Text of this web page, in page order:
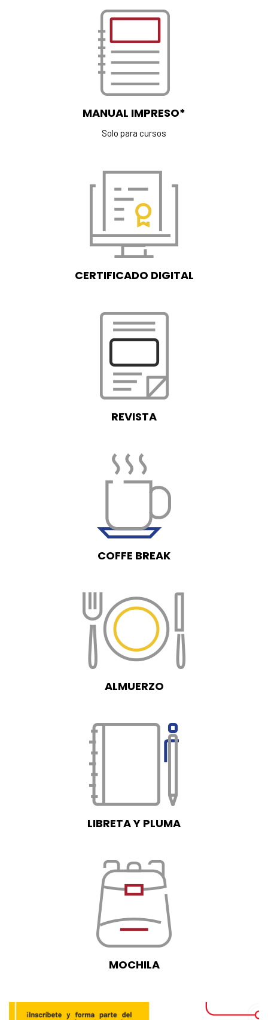
MANUAL IMPRESO*
Solo para cursos
CERTIFICADO DIGITAL
REVISTA
COFFE BREAK
ALMUERZO
LIBRETA Y PLUMA
MOCHILA